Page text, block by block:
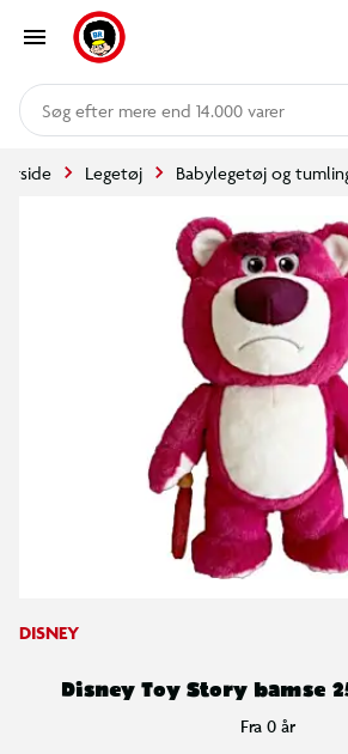
mere end 14.000 varer
Legetøj Babylegetøj og
DISNEY
Disney Toy Story bamse
Fra 0 år